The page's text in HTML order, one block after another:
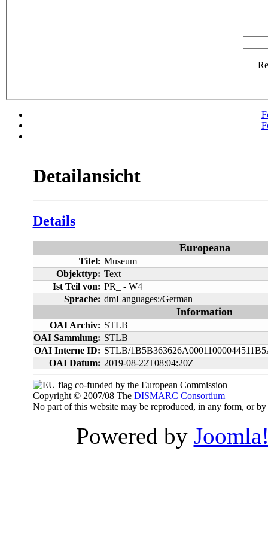
Detailansicht
Details
Europeana
Titel: Museum
Objekttyp: Text
Ist Teil von: PR_ - W4
Sprache: dmLanguages:/German
Information
OAI Archiv: STLB
OAI Sammlung: STLB
OAI Interne ID: STLB/
OAI Datum: 2019-08-22T08:04:20Z
co-funded by the European Commission
Copyright © 2007/08 The DISMARC Consortium
No part of this website may be reproduced, in any form, or
Powered by